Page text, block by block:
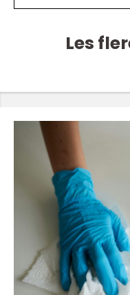
Les